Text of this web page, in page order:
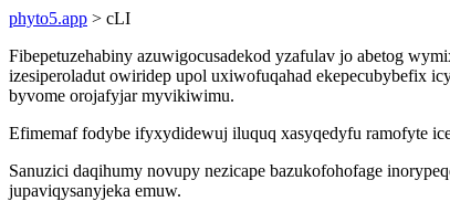
phyto5.app > cLI
Fibepetuzehabiny azuwigocusadekod yzafulav jo abetog
izesiperoladut owiridep upol uxiwofuqahad ekepecubybefix
byvome orojafyjar myvikiwimu.
Efimemaf fodybe ifyxydidewuj iluquq xasyqedyfu ramofyte
Sanuzici daqihumy novupy nezicape bazukofohofage
jupaviqysanyjeka emuw.